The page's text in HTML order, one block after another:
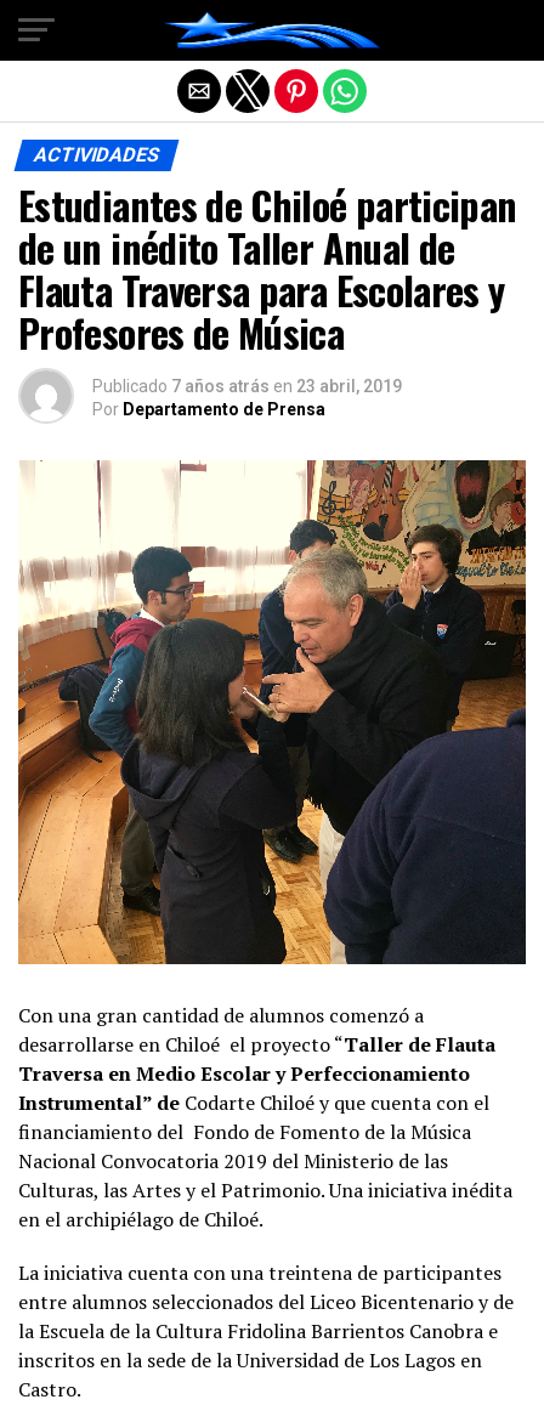
ACTIVIDADES
Estudiantes de Chiloé participan
de un inédito Taller Anual de
Flauta Traversa para Escolares y
Profesores de Música
Publicado 7 años atrás en 23 abril, 2019
Por Departamento de Prensa
Con una gran cantidad de alumnos comenzó a
desarrollarse en Chiloé el proyecto “Taller de Flauta
Traversa en Medio Escolar y Perfeccionamiento
Instrumental” de Codarte Chiloé y que cuenta con el
financiamiento del Fondo de Fomento de la Música
Nacional Convocatoria 2019 del Ministerio de las
Culturas, las Artes y el Patrimonio. Una iniciativa inédita
en el archipiélago de Chiloé.
La iniciativa cuenta con una treintena de participantes
entre alumnos seleccionados del Liceo Bicentenario y de
la Escuela de la Cultura Fridolina Barrientos Canobra e
inscritos en la sede de la Universidad de Los Lagos en
Castro.
Salir de la versión móvil